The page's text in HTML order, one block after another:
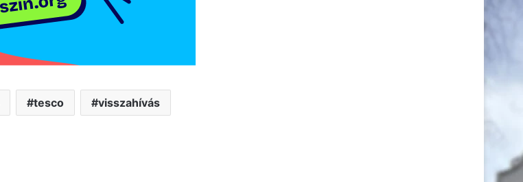
tesco visszahívás